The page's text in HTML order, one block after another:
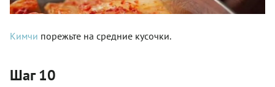
Кимчи порежьте на средние кусочки.
Шаг 10